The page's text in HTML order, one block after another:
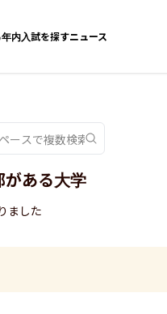
年内入試を探すニュース
がある大学
ました